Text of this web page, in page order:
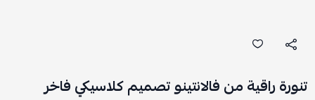
تنورة راقية من فالانتينو تصميم كلاسيكي فاخر